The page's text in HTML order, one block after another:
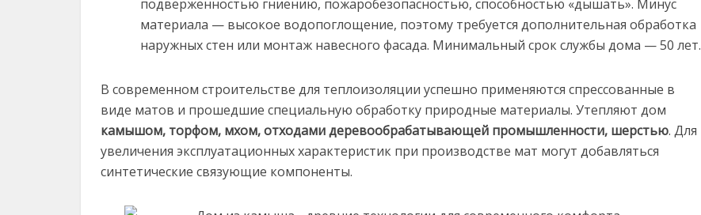
подверженностью гниению, пожаробезопасностью, способностью «дышать». Минус
материала — высокое водопоглощение, поэтому требуется дополнительная обработка
наружных стен или монтаж навесного фасада. Минимальный срок службы дома — 50 лет.
В современном строительстве для теплоизоляции успешно применяются спрессованные в
виде матов и прошедшие специальную обработку природные материалы. Утепляют дом
камышом, торфом, мхом, отходами деревообрабатывающей промышленности, шерстью. Для
увеличения эксплуатационных характеристик при производстве мат могут добавляться
синтетические связующие компоненты.